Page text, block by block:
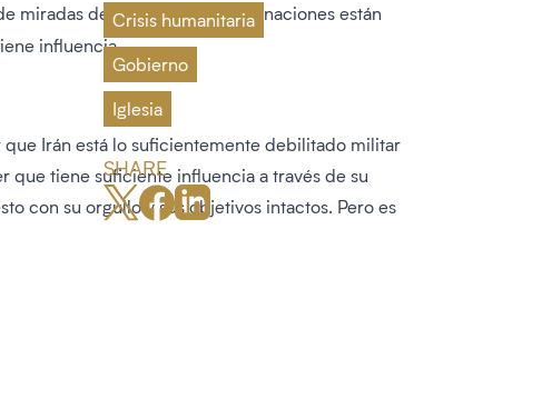
miradas de alto riesgo. Ambas naciones están
influencia.
Irán está lo suficientemente debilitado militar
que tiene suficiente influencia a través de su
con su orgullo y sus objetivos intactos. Pero es
Crisis humanitaria
Gobierno
Iglesia
SHARE